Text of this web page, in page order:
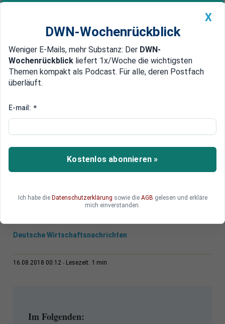
Newsticker MEIN DWN: Geldanlage Premium
Edelmetalle DWN-Magazin China
Strompreise steigen
Preise von CO2-Zerifikaten
steigen stark
Die Preise für Co2-Zertifikate in der EU haben
Deutsche Wirtschaftsnachrichten
16.08.2018 00:12 Lesezeit: 1 min
Im Folgenden:
X
DWN-Wochenrückblick
Weniger E-Mails, mehr Substanz: Der DWN-
Wochenrückblick liefert 1x/Woche die wichtigsten
Themen kompakt als Podcast. Für alle, deren Postfach
überläuft.
E-mail: *
Kostenlos abonnieren »
Ich habe die Datenschutzerklärung sowie die AGB gelesen und erkläre
mich einverstanden.